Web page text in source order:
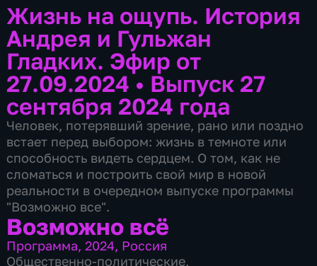
Жизнь на ощупь. История
Андрея и Гульжан
Гладких. Эфир от
27.09.2024• Выпуск 27
сентября 2024 года
Человек, потерявший зрение, рано или поздно
встает перед выбором: жизнь в темноте или
способность видеть сердцем. О том, как не
сломаться и построить свой мир в новой
реальности в очередном выпуске программы
"Возможно все".
Возможно всё
Программа,2024, Россия
Общественно-политические,